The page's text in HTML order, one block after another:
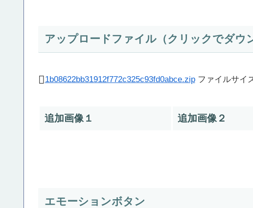
アップロードファイル（クリックでダウ
1b08622bb31912f772c325c93fd0abce.zipファイルサイ
追加画像１ 追加画像２
エモーションボタン